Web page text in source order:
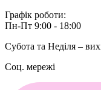
Графік роботи:
Пн-Пт 9:00 - 18:00
Субота та Неділя –
Соц. мережі